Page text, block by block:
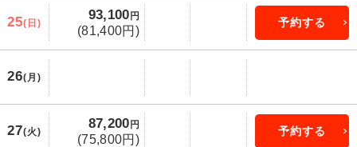
25(日)
93,100 円
(81,400円)
予約する
26(月)
27(火)
87,200 円
(75,800円)
予約する